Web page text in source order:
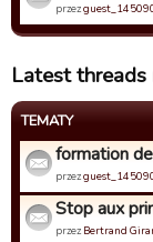
przez
Latest threads
TEMATY
formation
przez
Stop aux
przez Bertrand